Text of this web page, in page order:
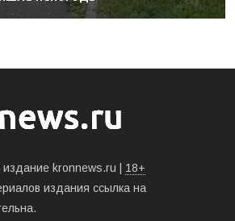
kronnews.ru | 18+
издания ссылка на